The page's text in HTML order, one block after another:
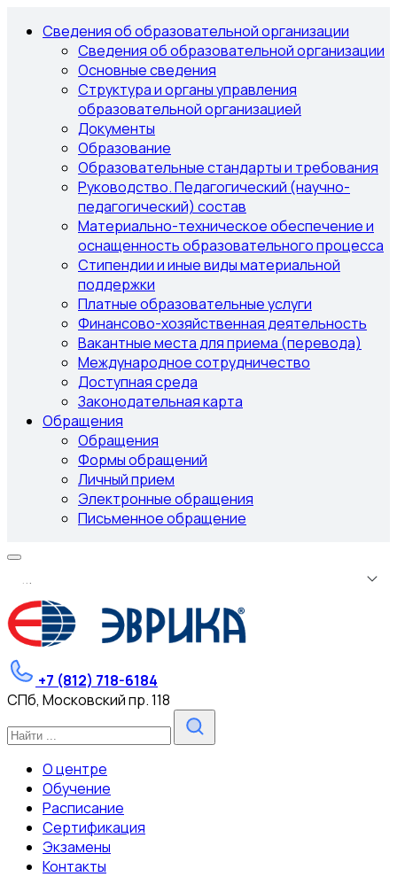
Сведения об образовательной организации
Сведения об образовательной организации
Основные сведения
Структура и органы управления
образовательной организацией
Документы
Образование
Образовательные стандарты и требования
Руководство. Педагогический (научно-
педагогический) состав
Материально-техническое обеспечение и
оснащенность образовательного процесса
Стипендии и иные виды материальной
поддержки
Платные образовательные услуги
Финансово-хозяйственная деятельность
Вакантные места для приема (перевода)
Международное сотрудничество
Доступная среда
Законодательная карта
Обращения
Обращения
Формы обращений
Личный прием
Электронные обращения
Письменное обращение
...
+7 (812) 718-6184
СПб, Московский пр. 118
О центре
Обучение
Расписание
Сертификация
Экзамены
Контакты